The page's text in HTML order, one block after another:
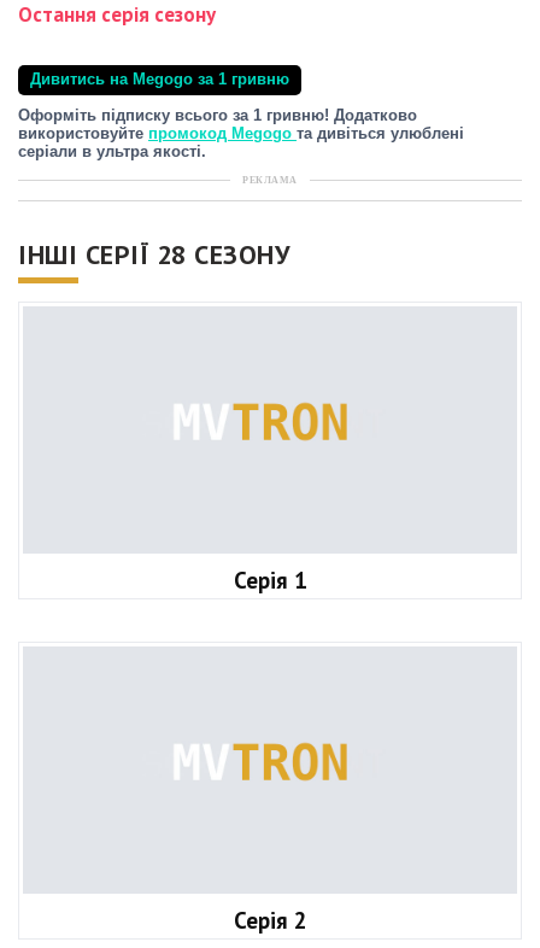
Остання серія сезону
Дивитись на Megogo за 1 гривню
Оформіть підписку всього за 1 гривню! Додатково
використовуйте промокод Megogo та дивіться улюблені
серіали в ультра якості.
РЕКЛАМА
ІНШІ СЕРІЇ 28 СЕЗОНУ
Серія 1
Серія 2